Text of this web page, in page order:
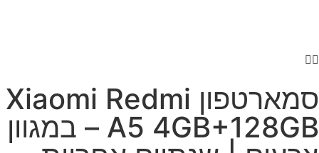
סמארטפון Xiaomi Redmi
A5 4GB+128GB – במגוון